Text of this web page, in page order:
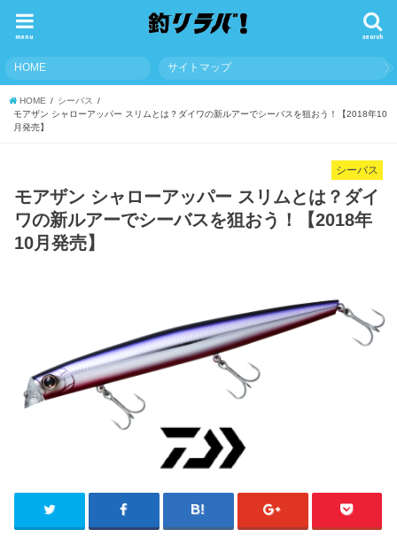
search
menu
HOME サイトマップ
HOME
シーバス
モアザン シャローアッパー スリムとは？ダイワの新ルアーでシーバスを狙おう！【2018年10
月発売】
シーバス
モアザン シャローアッパー スリムとは？ダイ
ワの新ルアーでシーバスを狙おう！【2018年
10月発売】